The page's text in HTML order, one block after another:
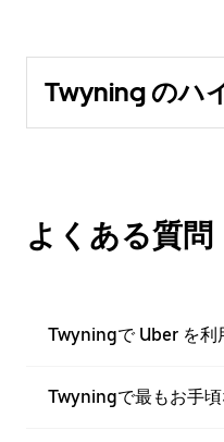
Twyning のハ
よくある質問
Twyningで Uber を利
Twyningで最もお手